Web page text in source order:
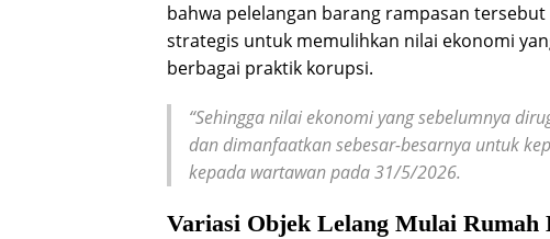
bahwa pelelangan barang rampasan
strategis untuk memulihkan nilai ekonomi
berbagai praktik korupsi.
“Sehingga nilai ekonomi yang sebelumnya
dan dimanfaatkan sebesar-besarnya untuk
kepada wartawan pada 31/5/2026.
Variasi Objek Lelang Mulai Rumah